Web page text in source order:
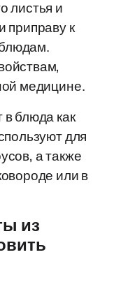
листья и
приправу к
медицине.
блюда как
для
а также
или в
из